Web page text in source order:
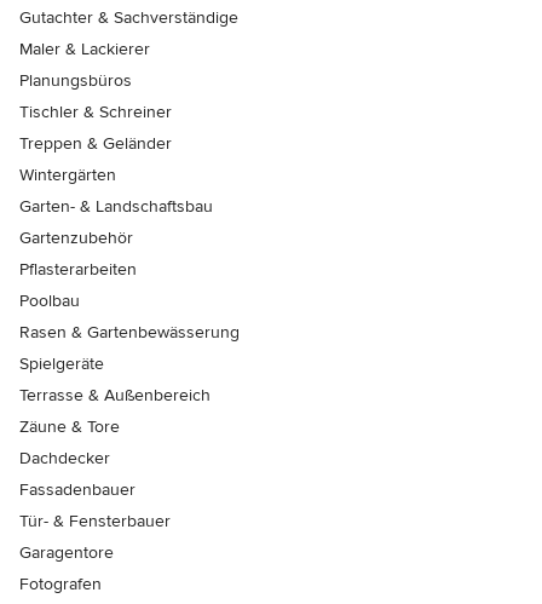
Gutachter & Sachverständige
Maler & Lackierer
Planungsbüros
Tischler & Schreiner
Treppen & Geländer
Wintergärten
Garten- & Landschaftsbau
Gartenzubehör
Pflasterarbeiten
Poolbau
Rasen & Gartenbewässerung
Spielgeräte
Terrasse & Außenbereich
Zäune & Tore
Dachdecker
Fassadenbauer
Tür- & Fensterbauer
Garagentore
Fotografen